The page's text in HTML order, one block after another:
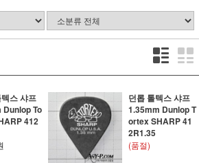
스 샤프
Dunlop To
412
던롭 톨텍스 샤프
1.35mm Dunlop T
ortex SHARP 41
2R1.35
(품절)